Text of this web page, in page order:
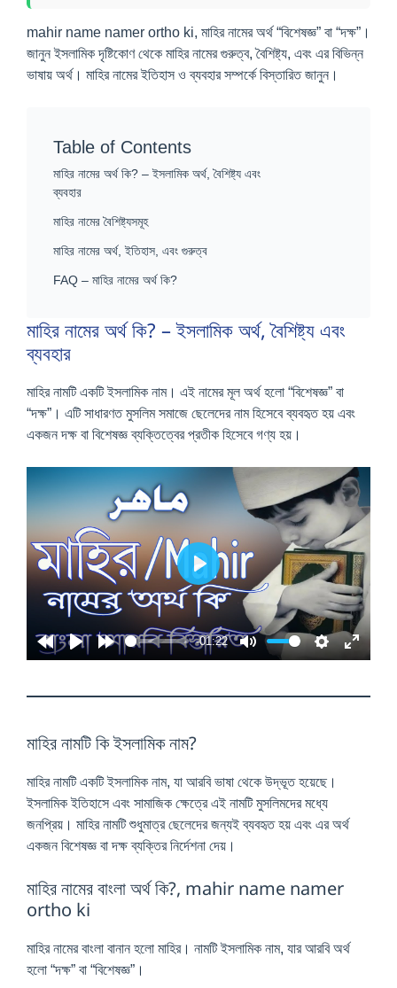
mahir name namer ortho ki, মাহির নামের অর্থ “বিশেষজ্ঞ” বা “দক্ষ”।
জানুন ইসলামিক দৃষ্টিকোণ থেকে মাহির নামের গুরুত্ব, বৈশিষ্ট্য, এবং এর বিভিন্ন
ভাষায় অর্থ। মাহির নামের ইতিহাস ও ব্যবহার সম্পর্কে বিস্তারিত জানুন।
Table of Contents
মাহির নামের অর্থ কি? – ইসলামিক অর্থ, বৈশিষ্ট্য এবং
ব্যবহার
মাহির নামের বৈশিষ্ট্যসমূহ
মাহির নামের অর্থ, ইতিহাস, এবং গুরুত্ব
FAQ – মাহির নামের অর্থ কি?
মাহির নামের অর্থ কি? – ইসলামিক অর্থ, বৈশিষ্ট্য এবং
ব্যবহার
মাহির নামটি একটি ইসলামিক নাম। এই নামের মূল অর্থ হলো “বিশেষজ্ঞ” বা
“দক্ষ”। এটি সাধারণত মুসলিম সমাজে ছেলেদের নাম হিসেবে ব্যবহৃত হয় এবং
একজন দক্ষ বা বিশেষজ্ঞ ব্যক্তিত্বের প্রতীক হিসেবে গণ্য হয়।
-01:22
P
l
a
y
মাহির নামটি কি ইসলামিক নাম?
মাহির নামটি একটি ইসলামিক নাম, যা আরবি ভাষা থেকে উদ্ভূত হয়েছে।
ইসলামিক ইতিহাসে এবং সামাজিক ক্ষেত্রে এই নামটি মুসলিমদের মধ্যে
জনপ্রিয়। মাহির নামটি শুধুমাত্র ছেলেদের জন্যই ব্যবহৃত হয় এবং এর অর্থ
একজন বিশেষজ্ঞ বা দক্ষ ব্যক্তির নির্দেশনা দেয়।
মাহির নামের বাংলা অর্থ কি?, mahir name namer
ortho ki
মাহির নামের বাংলা বানান হলো মাহির। নামটি ইসলামিক নাম, যার আরবি অর্থ
হলো “দক্ষ” বা “বিশেষজ্ঞ”।